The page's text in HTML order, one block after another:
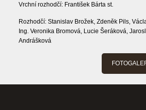
Vrchní rozhodčí: František Bárta st.
Rozhodčí: Stanislav Brožek, Zdeněk Pils,
Ing. Veronika Bromová, Lucie Šeráková,
Andrášková